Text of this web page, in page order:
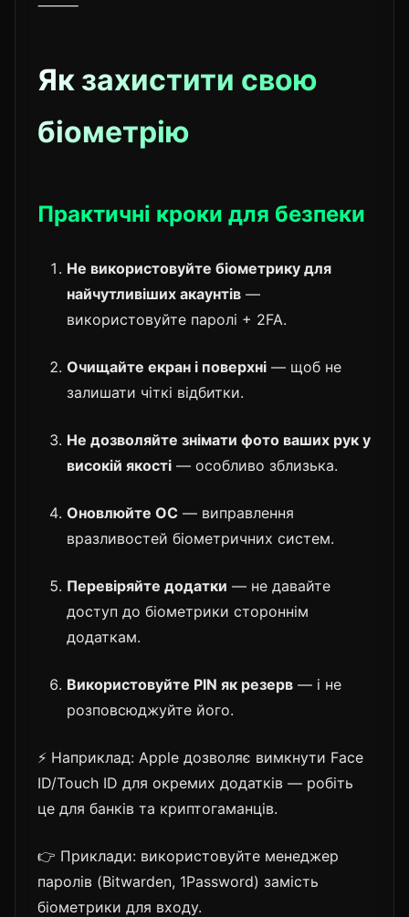
⸻
Як захистити свою
біометрію
Практичні кроки для безпеки
Не використовуйте біометрику для
найчутливіших акаунтів —
використовуйте паролі + 2FA.
Очищайте екран і поверхні — щоб не
залишати чіткі відбитки.
Не дозволяйте знімати фото ваших рук у
високій якості — особливо зблизька.
Оновлюйте ОС — виправлення
вразливостей біометричних систем.
Перевіряйте додатки — не давайте
доступ до біометрики стороннім
додаткам.
Використовуйте PIN як резерв — і не
розповсюджуйте його.
⚡ Наприклад: Apple дозволяє вимкнути Face
ID/Touch ID для окремих додатків — робіть
це для банків та криптогаманців.
👉 Приклади: використовуйте менеджер
паролів (Bitwarden, 1Password) замість
біометрики для входу.